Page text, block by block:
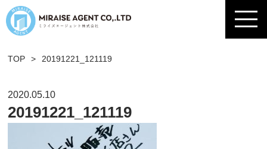
TOP > 20191221_121119
2020.05.10
20191221_121119